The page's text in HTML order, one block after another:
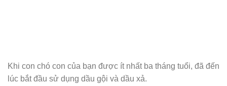
Khi con chó con của bạn được ít nhất ba tháng tuổi, đã đến
lúc bắt đầu sử dụng dầu gội và dầu xả.